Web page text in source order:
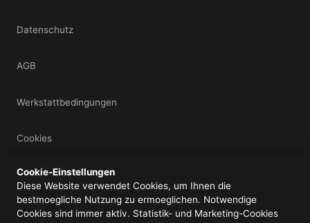
Datenschutz
AGB
Werkstattbedingungen
Cookies
Mein Konto
Cookie-Einstellungen
Diese Website verwendet Cookies, um Ihnen die
bestmoegliche Nutzung zu ermoeglichen. Notwendige
Cookies sind immer aktiv. Statistik- und Marketing-Cookies